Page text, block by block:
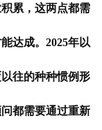
累，这两点都需
达成。2025年以
往的种种惯例形
都需要通过重新